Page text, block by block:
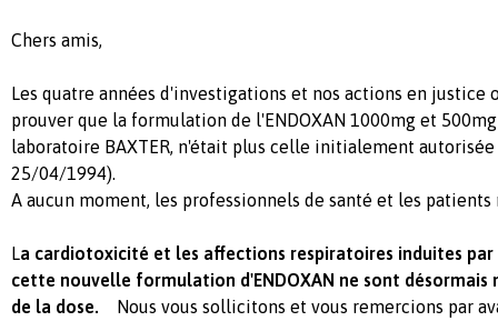
Chers amis,
Les quatre années d'investigations et nos actions en justice
prouver que la formulation de l'ENDOXAN 1000mg et
laboratoire BAXTER, n'était plus celle initialement autorisée
25/04/1994).
A aucun moment, les professionnels de santé et les
La cardiotoxicité et les affections respiratoires induites par
cette nouvelle formulation d'ENDOXAN ne sont désormais
de la dose.
Nous vous sollicitons et vous remercions par